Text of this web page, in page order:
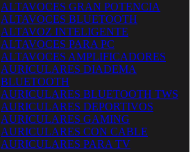
ALTAVOCES GRAN POTENCIA
ALTAVOCES BLUETOOTH
ALTAVOZ INTELIGENTE
ALTAVOCES PARA PC
ALTAVOCES AMPLIFICADORES
AURICULARES DIADEMA
BLUETOOTH
AURICULARES BLUETOOTH TWS
AURICULARES DEPORTIVOS
AURICULARES GAMING
AURICULARES CON CABLE
AURICULARES PARA TV